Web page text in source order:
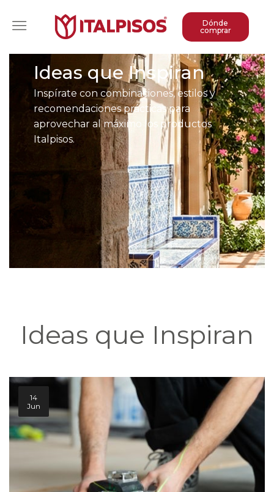
Dónde
comprar
Ideas que Inspiran
Inspírate con combinaciones, estilos y
recomendaciones prácticas para
aprovechar al máximo los productos
Italpisos.
Ideas que Inspiran
14
Jun